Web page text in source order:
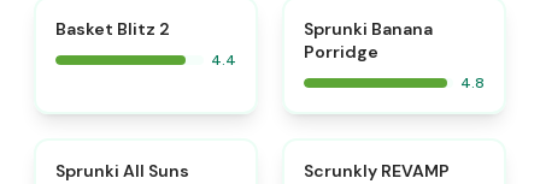
Basket Blitz 2
4.4
Sprunki Banana
Porridge
4.8
Sprunki All Suns Scrunkly REVAMP